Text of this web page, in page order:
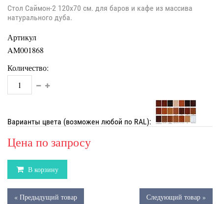
Стол Саймон-2 120х70 см. для баров и кафе из массива
натурального дуба.
Артикул
AM001868
Количество:
Варианты цвета (возможен любой по RAL):
Цена по запросу
В корзину
« Предыдущий товар Следующий товар »